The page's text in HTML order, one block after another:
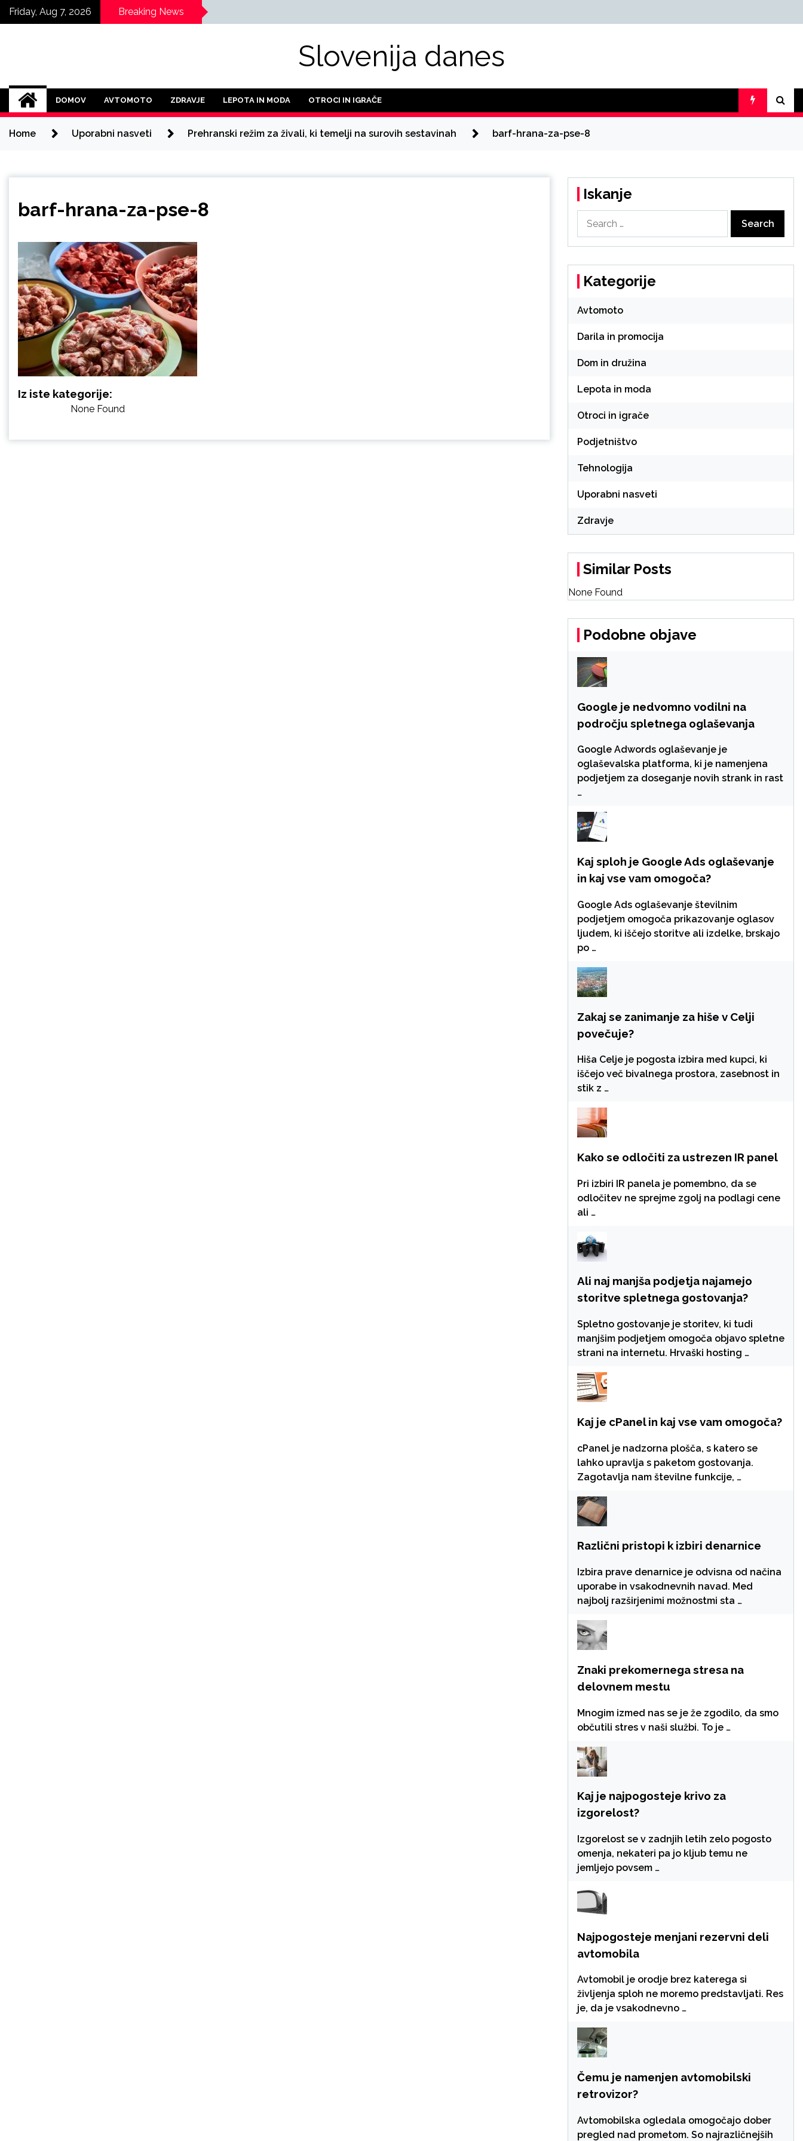
SkipFriday, Aug 7, 2026 Breaking News
Slovenija danes
DOMOV AVTOMOTO ZDRAVJE LEPOTA IN MODA OTROCI IN IGRAČE
Home Uporabni nasveti Prehranski režim za živali, ki temelji na surovih sestavinah barf-hrana-za-pse-8
barf-hrana-za-pse-8
Iz iste kategorije:
None Found
Iskanje
for:
Kategorije
Avtomoto
Darila in promocija
Dom in družina
Lepota in moda
Otroci in igrače
Podjetništvo
Tehnologija
Uporabni nasveti
Zdravje
Similar Posts
None Found
Podobne objave
Google je nedvomno vodilni na
področju spletnega oglaševanja
Google Adwords oglaševanje je
oglaševalska platforma, ki je namenjena
podjetjem za doseganje novih strank in rast
…
Kaj sploh je Google Ads oglaševanje
in kaj vse vam omogoča?
Google Ads oglaševanje številnim
podjetjem omogoča prikazovanje oglasov
ljudem, ki iščejo storitve ali izdelke, brskajo
po …
Zakaj se zanimanje za hiše v Celji
povečuje?
Hiša Celje je pogosta izbira med kupci, ki
iščejo več bivalnega prostora, zasebnost in
stik z …
Kako se odločiti za ustrezen IR panel
Pri izbiri IR panela je pomembno, da se
odločitev ne sprejme zgolj na podlagi cene
ali …
Ali naj manjša podjetja najamejo
storitve spletnega gostovanja?
Spletno gostovanje je storitev, ki tudi
manjšim podjetjem omogoča objavo spletne
strani na internetu. Hrvaški hosting …
Kaj je cPanel in kaj vse vam omogoča?
cPanel je nadzorna plošča, s katero se
lahko upravlja s paketom gostovanja.
Zagotavlja nam številne funkcije, …
Različni pristopi k izbiri denarnice
Izbira prave denarnice je odvisna od načina
uporabe in vsakodnevnih navad. Med
najbolj razširjenimi možnostmi sta …
Znaki prekomernega stresa na
delovnem mestu
Mnogim izmed nas se je že zgodilo, da smo
občutili stres v naši službi. To je …
Kaj je najpogosteje krivo za
izgorelost?
Izgorelost se v zadnjih letih zelo pogosto
omenja, nekateri pa jo kljub temu ne
jemljejo povsem …
Najpogosteje menjani rezervni deli
avtomobila
Avtomobil je orodje brez katerega si
življenja sploh ne moremo predstavljati. Res
je, da je vsakodnevno …
Čemu je namenjen avtomobilski
retrovizor?
Avtomobilska ogledala omogočajo dober
pregled nad prometom. So najrazličnejših